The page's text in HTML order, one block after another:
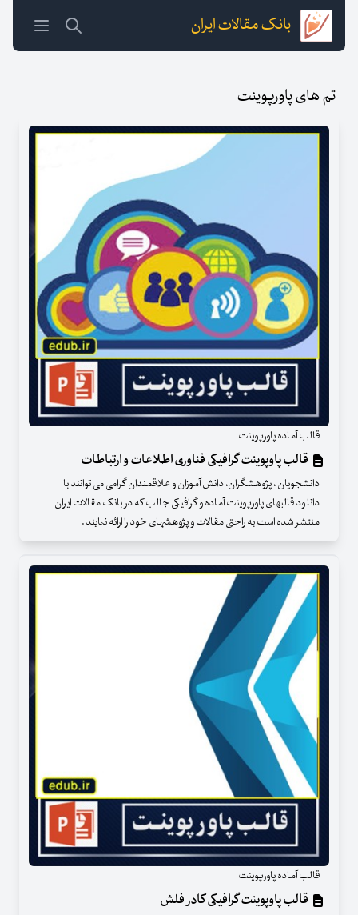
بانک مقالات ایران
تم های پاورپوینت
قالب آماده پاورپوینت
قالب پاوپوینت گرافیکی فناوری اطلاعات و ارتباطات
دانشجویان ، پژوهشگران، دانش آموزان و علاقمندان گرامی می توانند با
دانلود قالبهای پاورپوینت آماده و گرافیکی جالب که در بانک مقالات ایران
منتشر شده است به راحتی مقالات و پژوهشهای خود را ارائه نمایند .
قالب آماده پاورپوینت
قالب پاوپوینت گرافیکی کادر فلش